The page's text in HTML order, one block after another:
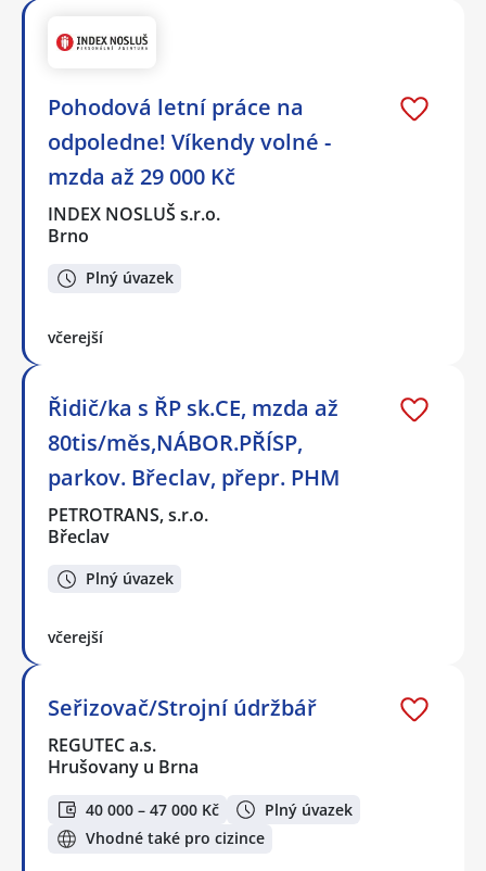
Pohodová letní práce na
odpoledne! Víkendy volné -
mzda až 29 000 Kč
INDEX NOSLUŠ s.r.o.
Brno
Plný úvazek
včerejší
Řidič/ka s ŘP sk.CE, mzda až
80tis/měs,NÁBOR.PŘÍSP,
parkov. Břeclav, přepr. PHM
PETROTRANS, s.r.o.
Břeclav
Plný úvazek
včerejší
Seřizovač/Strojní údržbář
REGUTEC a.s.
Hrušovany u Brna
40 000 – 47 000 Kč
Plný úvazek
Vhodné také pro cizince